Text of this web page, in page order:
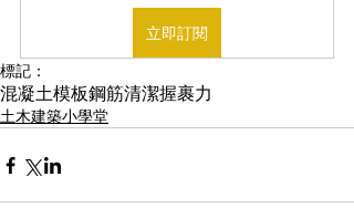
立即訂閱
標記：
混凝土模板鋼筋清潔握裹力
土木建築小學堂